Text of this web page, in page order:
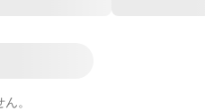
。